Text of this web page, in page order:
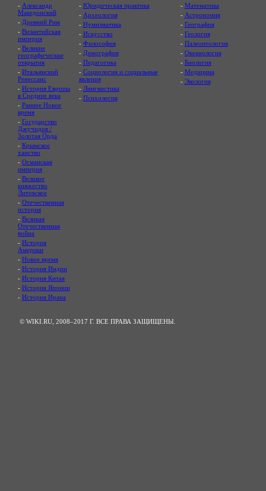
- Александр
Македонский
- Древний Рим
- Византийская
империя
- Великие
географические
открытия
- Итальянский
Ренессанс
- История Европы
в Средние века
- Раннее Новое
время
- Государство
Джучидов /
Золотая Орда
- Крымское
ханство
- Османская
империя
- Великое
княжество
Литовское
- Отечественная
история
- Великая
Отечественная
война
- История
Америки
- Новое время
- История Индии
- История Китая
- История Японии
- История Ирана
- Юридическая практика
- Археология
- Нумизматика
- Искусство
- Философия
- Демография
- Педагогика
- Социология и социальные
явления
- Лингвистика
- Психология
- Математика
- Астрономия
- География
- Геология
- Палеонтология
- Океанология
- Биология
- Медицина
- Экология
© WIKI.RU, 2008–2017 Г. ВСЕ ПРАВА ЗАЩИЩЕНЫ.